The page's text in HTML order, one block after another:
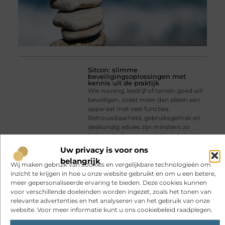
Uw privacy is voor ons
belangrijk
Wij maken gebruik van cookies en vergelijkbare technologieën om
inzicht te krijgen in hoe u onze website gebruikt en om u een betere,
meer gepersonaliseerde ervaring te bieden. Deze cookies kunnen
voor verschillende doeleinden worden ingezet, zoals het tonen van
relevante advertenties en het analyseren van het gebruik van onze
website. Voor meer informatie kunt u ons cookiebeleid raadplegen.
Sitcon: slimme
beveiligingsoplossingen met
kennis uit de praktijk
Wie woning, bedrijf of terrein goed wil
beveiligen, zoekt meer dan alleen een
apparaat met veel functies.
Betrouwbaarheid, gebruiksgemak en
deskundig advies zijn minstens zo
belangrijk. Sitcon speelt hier al sinds
2007 op in. Het